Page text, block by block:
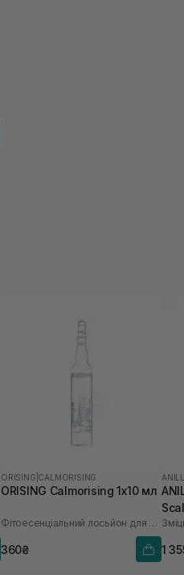
ORISING CALMORISING
ORISING Calmorising 1х10 мл
Фітоесенціальний лосьйон для чутливої шкіри
360₴
1